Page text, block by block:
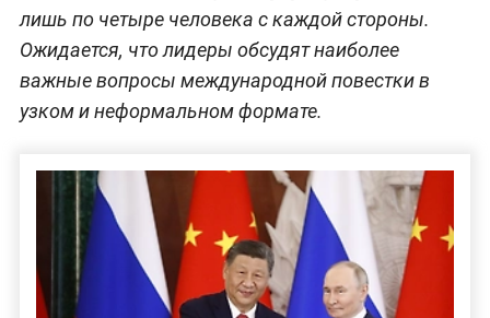
лишь по четыре человека с каждой стороны.
Ожидается, что лидеры обсудят наиболее
важные вопросы международной повестки в
узком и неформальном формате.